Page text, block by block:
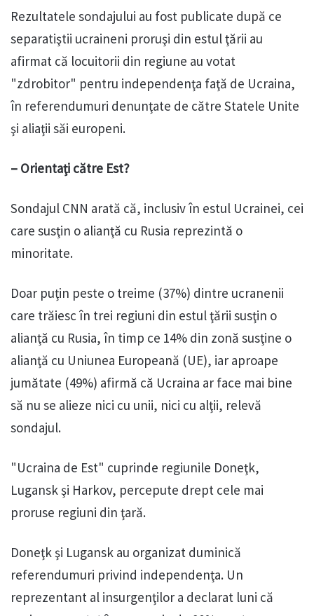
Rezultatele sondajului au fost publicate după ce
separatiştii ucraineni proruşi din estul ţării au
afirmat că locuitorii din regiune au votat
"zdrobitor" pentru independenţa faţă de Ucraina,
în referendumuri denunţate de către Statele Unite
şi aliaţii săi europeni.
– Orientaţi către Est?
Sondajul CNN arată că, inclusiv în estul Ucrainei, cei
care susţin o alianţă cu Rusia reprezintă o
minoritate.
Doar puţin peste o treime (37%) dintre ucranenii
care trăiesc în trei regiuni din estul ţării susţin o
alianţă cu Rusia, în timp ce 14% din zonă susţine o
alianţă cu Uniunea Europeană (UE), iar aproape
jumătate (49%) afirmă că Ucraina ar face mai bine
să nu se alieze nici cu unii, nici cu alţii, relevă
sondajul.
"Ucraina de Est" cuprinde regiunile Doneţk,
Lugansk şi Harkov, percepute drept cele mai
proruse regiuni din ţară.
Doneţk şi Lugansk au organizat duminică
referendumuri privind independenţa. Un
reprezentant al insurgenţilor a declarat luni că